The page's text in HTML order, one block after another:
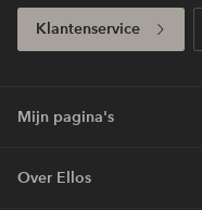
Klantenservice
Mijn pagina's
Over Ellos